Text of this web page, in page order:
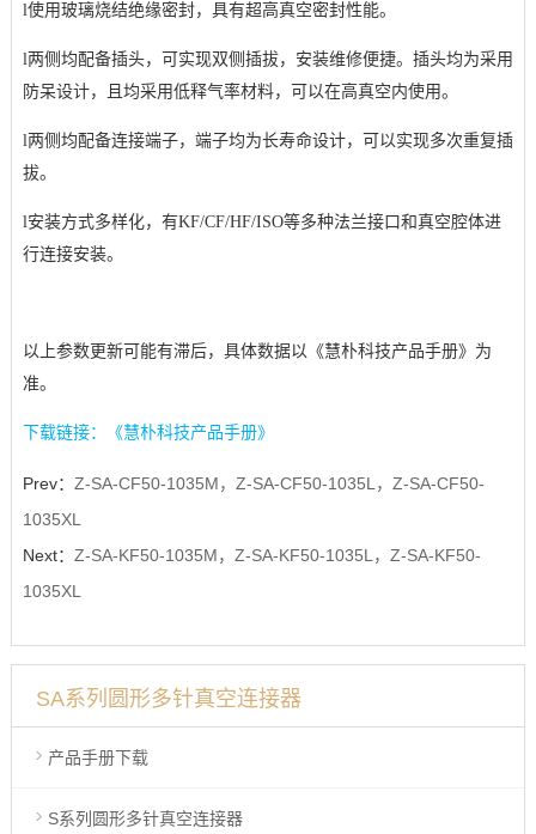
l使用玻璃烧结绝缘密封，具有超高真空密封性能。
l两侧均配备插头，可实现双侧插拔，安装维修便捷。插头均为采用
防呆设计，且均采用低释气率材料，可以在高真空内使用。
l两侧均配备连接端子，端子均为长寿命设计，可以实现多次重复插
拔。
l安装方式多样化，有KF/CF/HF/ISO等多种法兰接口和真空腔体进
行连接安装。
以上参数更新可能有滞后，具体数据以《慧朴科技产品手册》为
准。
下载链接：《慧朴科技产品手册》
Prev： Z-SA-CF50-1035M，Z-SA-CF50-1035L，Z-SA-CF50-
1035XL
Next： Z-SA-KF50-1035M，Z-SA-KF50-1035L，Z-SA-KF50-
1035XL
SA系列圆形多针真空连接器
产品手册下载
S系列圆形多针真空连接器